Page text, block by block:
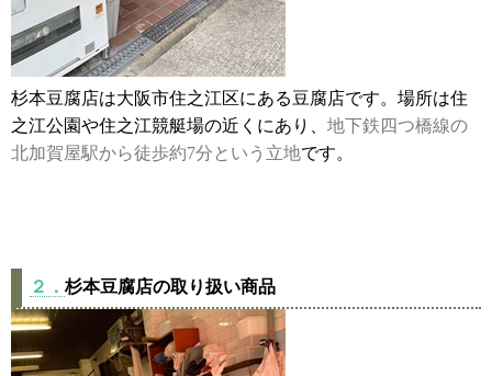
杉本豆腐店は大阪市住之江区にある豆腐店です。場所は住
之江公園や住之江競艇場の近くにあり、 地下鉄四つ橋線の
北加賀屋駅から徒歩約7分という立地です。
２． 杉本豆腐店の取り扱い商品